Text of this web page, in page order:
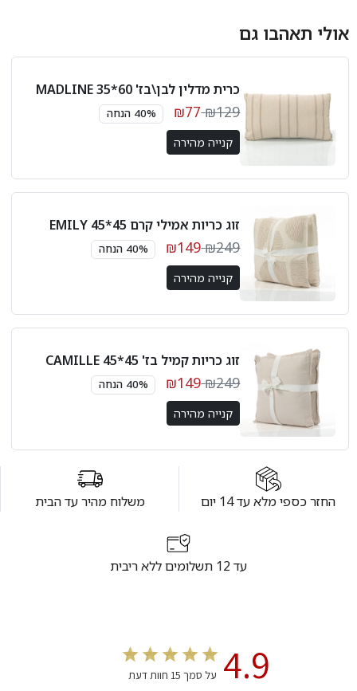
אולי תאהבו גם
כרית מדלין לבן\בז' 60*35 MADLINE
₪129
₪77 40% הנחה
קנייה מהירה
זוג כריות אמילי קרם 45*45 EMILY
₪249
₪149 40% הנחה
קנייה מהירה
זוג כריות קמיל בז' 45*45 CAMILLE
₪249
₪149 40% הנחה
קנייה מהירה
החזר כספי מלא עד 14 יום משלוח מהיר עד הבית
עד 12 תשלומים ללא ריבית
4.9 על סמך 15 חוות דעת